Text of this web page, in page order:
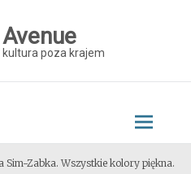
kultura poza krajem
Sim-Zabka. Wszystkie kolory piękna.